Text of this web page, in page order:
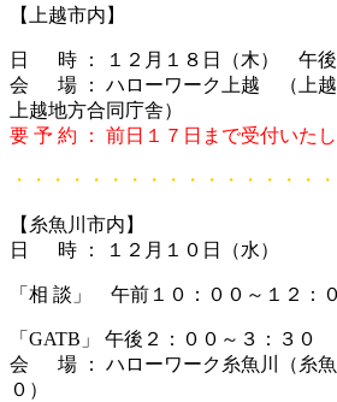
【上越市内】
日 時 ： １２月１８日（木） 午後
会 場 ： ハローワーク上越 （上越
上越地方合同庁舎）
要 予 約 ： 前日１７日まで受付いたし
・・・・・・・・・・・・・・・・
【糸魚川市内】
日 時 ： １２月１０日（水）
「相 談」 午前１０：００～１２：
「GATB」 午後２：００～３：３０
会 場 ： ハローワーク糸魚川（糸魚
０）